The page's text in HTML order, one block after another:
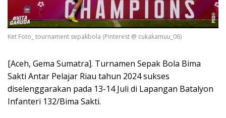
Ket Foto_ tournament sepakbola (Pinterest @ cukakamuu_06)
[Aceh, Gema Sumatra]. Turnamen Sepak Bola Bima
Sakti Antar Pelajar Riau tahun 2024 sukses
diselenggarakan pada 13-14 Juli di Lapangan Batalyon
Infanteri 132/Bima Sakti.